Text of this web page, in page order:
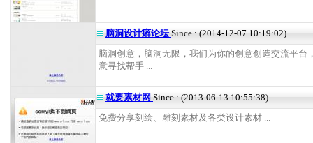
脑洞设计癖论坛Since : (2014-12-07 10:19:02)
脑洞创意，脑洞无限，我们为你的创意创造交流平台
意寻找帮手 ...
就要素材网 Since : (2013-06-13 10:55:38)
免费分享刻绘、雕刻素材及各类设计素材 ...